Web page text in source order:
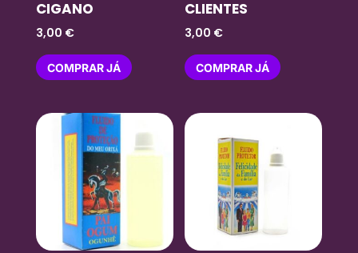
CIGANO
3,00 €
COMPRAR JÁ
CLIENTES
3,00 €
COMPRAR JÁ